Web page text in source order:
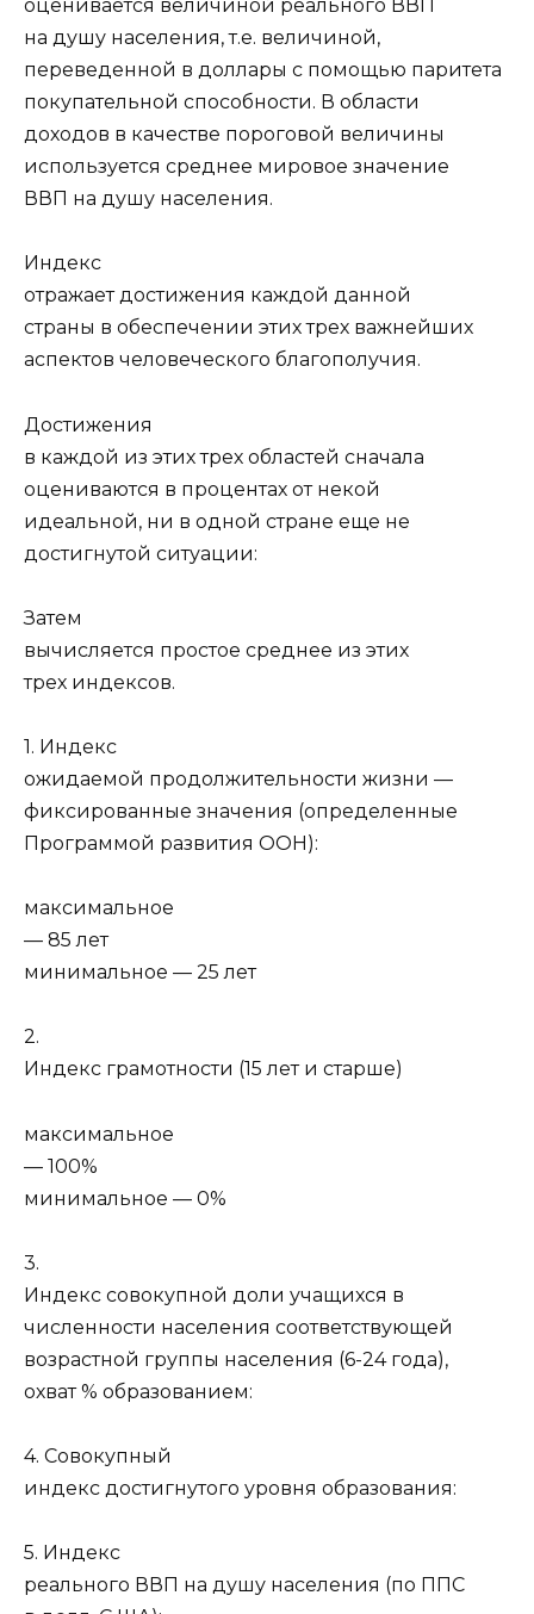
оценивается величиной реального ВВП
на душу населения, т.е. величиной,
переведенной в доллары с помощью паритета
покупательной способности. В области
доходов в качестве пороговой величины
используется среднее мировое значение
ВВП на душу населения.
Индекс
отражает достижения каждой данной
страны в обеспечении этих трех важнейших
аспектов человеческого благополучия.
Достижения
в каждой из этих трех областей сначала
оцениваются в процентах от некой
идеальной, ни в одной стране еще не
достигнутой ситуации:
Затем
вычисляется простое среднее из этих
трех индексов.
1. Индекс
ожидаемой продолжительности жизни —
фиксированные значения (определенные
Программой развития ООН):
максимальное
— 85 лет
минимальное — 25 лет
2.
Индекс грамотности (15 лет и старше)
максимальное
— 100%
минимальное — 0%
3.
Индекс совокупной доли учащихся в
численности населения соответствующей
возрастной группы населения (6-24 года),
охват % образованием:
4. Совокупный
индекс достигнутого уровня образования:
5. Индекс
реального ВВП на душу населения (по ППС